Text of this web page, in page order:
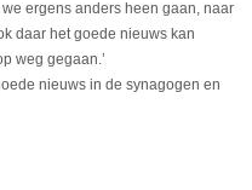
we ergens anders heen gaan, naar
daar het goede nieuws kan
weg gegaan.’
nieuws in de synagogen en